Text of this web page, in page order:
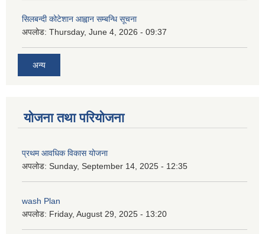
सिलबन्दी कोटेशान आह्वान सम्बन्धि सूचना
अपलोड: Thursday, June 4, 2026 - 09:37
अन्य
योजना तथा परियोजना
प्रथम आवधिक विकास योजना
अपलोड: Sunday, September 14, 2025 - 12:35
wash Plan
अपलोड: Friday, August 29, 2025 - 13:20